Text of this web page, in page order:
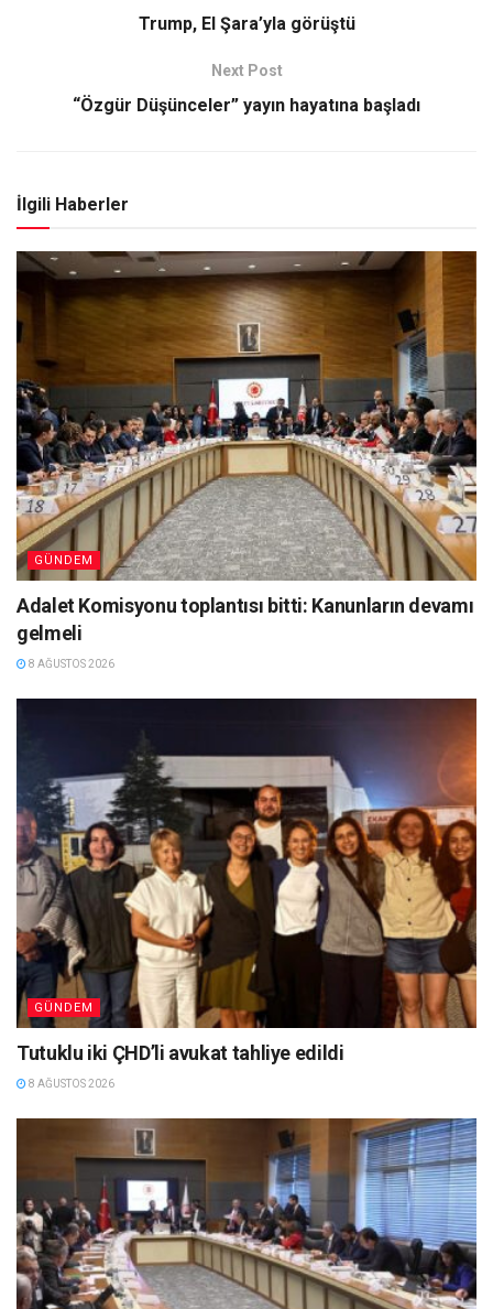
Trump, El Şara’yla görüştü
Next Post
“Özgür Düşünceler” yayın hayatına başladı
İlgili Haberler
GÜNDEM
Adalet Komisyonu toplantısı bitti: Kanunların devamı
gelmeli
8 AĞUSTOS 2026
GÜNDEM
Tutuklu iki ÇHD’li avukat tahliye edildi
8 AĞUSTOS 2026